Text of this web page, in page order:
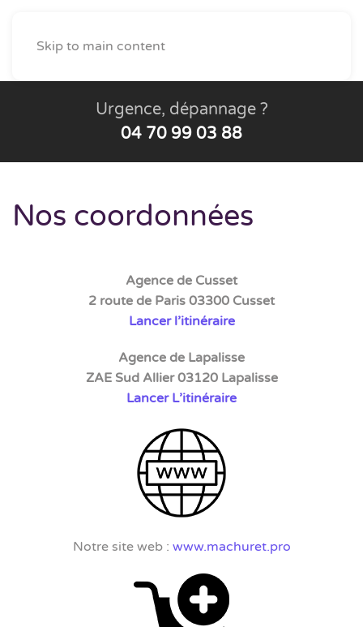
Skip to main content
Urgence, dépannage ?
04 70 99 03 88
Nos coordonnées
Agence de Cusset
2 route de Paris 03300 Cusset
Lancer l’itinéraire
Agence de Lapalisse
ZAE Sud Allier 03120 Lapalisse
Lancer L’itinéraire
Notre site web : www.machuret.pro